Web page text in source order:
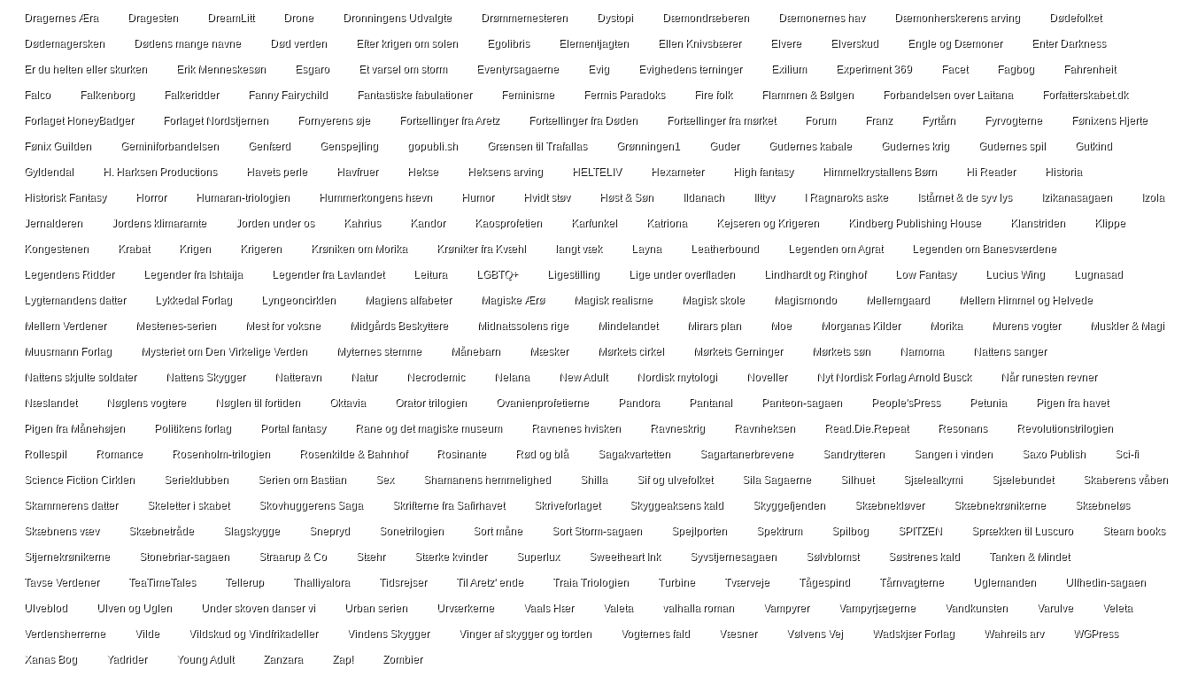
Dragernes Æra Dragesten DreamLitt Drone Dronningens Udvalgte Drømmemesteren Dystopi Dæmondræberen Dæmonernes hav Dæmonherskerens arving Dødefolket
Dødemagersken Dødens mange navne Død verden Efter krigen om solen Egolibris Elementjagten Ellen Knivsbærer Elvere Elverskud Engle og Dæmoner Enter Darkness
Er du helten eller skurken Erik Menneskesøn Esgaro Et varsel om storm Eventyrsagaerne Evig Evighedens terninger Exilium Experiment 369 Facet Fagbog Fahrenheit
Falco Falkenborg Falkeridder Fanny Fairychild Fantastiske fabulationer Feminisme Fermis Paradoks Fire folk Flammen & Bølgen Forbandelsen over Laitana Forfatterskabet.dk
Forlaget HoneyBadger Forlaget Nordstjernen Fornyerens øje Fortællinger fra Aretz Fortællinger fra Døden Fortællinger fra mørket Forum Franz Fyrtårn Fyrvogterne Fønixens Hjerte
Fønix Guilden Geminiforbandelsen Genfærd Genspejling gopubli.sh Grænsen til Trafallas Grønningen1 Guder Gudernes kabale Gudernes krig Gudernes spil Gutkind
Gyldendal H. Harksen Productions Havets perle Havfruer Hekse Heksens arving HELTELIV Hexameter High fantasy Himmelkrystallens Børn Hi Reader Historia
Historisk Fantasy Horror Humaran-triologien Hummerkongens hævn Humor Hvidt støv Høst & Søn Ildanach Ilttyv I Ragnaroks aske Istårnet & de syv lys Izikanasagaen Izola
Jernalderen Jordens klimaramte Jorden under os Kahrius Kandor Kaosprofetien Karfunkel Katriona Kejseren og Krigeren Kindberg Publishing House Klanstriden Klippe
Kongestenen Krabat Krigen Krigeren Krøniken om Morika Krøniker fra Kvæhl langt væk Layna Leatherbound Legenden om Agrat Legenden om Banesværdene
Legendens Ridder Legender fra Ishtaija Legender fra Lavlandet Leitura LGBTQ+ Ligestilling Lige under overfladen Lindhardt og Ringhof Low Fantasy Lucius Wing Lugnasad
Lygtemandens datter Lykkedal Forlag Lyngeoncirklen Magiens alfabeter Magiske Ærø Magisk realisme Magisk skole Magismondo Mellemgaard Mellem Himmel og Helvede
Mellem Verdener Mestenes-serien Mest for voksne Midgårds Beskyttere Midnatssolens rige Mindelandet Mirars plan Moe Morganas Kilder Morika Murens vogter Muskler & Magi
Muusmann Forlag Mysteriet om Den Virkelige Verden Myternes stemme Månebarn Mæsker Mørkets cirkel Mørkets Gerninger Mørkets søn Namoma Nattens sanger
Nattens skjulte soldater Nattens Skygger Natteravn Natur Necrodemic Nelana New Adult Nordisk mytologi Noveller Nyt Nordisk Forlag Arnold Busck Når runesten revner
Næslandet Nøglens vogtere Nøglen til fortiden Oktavia Orator trilogien Ovanienprofetierne Pandora Pantanal Panteon-sagaen People'sPress Petunia Pigen fra havet
Pigen fra Månehøjen Politikens forlag Portal fantasy Rane og det magiske museum Ravnenes hvisken Ravneskrig Ravnheksen Read.Die.Repeat Resonans Revolutionstrilogien
Rollespil Romance Rosenholm-trilogien Rosenkilde & Bahnhof Rosinante Rød og blå Sagakvartetten Sagartanerbrevene Sandrytteren Sangen i vinden Saxo Publish Sci-fi
Science Fiction Cirklen Serieklubben Serien om Bastian Sex Shamanens hemmelighed Shilla Sif og ulvefolket Sila Sagaerne Silhuet Sjælealkymi Sjælebundet Skaberens våben
Skammerens datter Skeletter i skabet Skovhuggerens Saga Skrifterne fra Safirhavet Skriveforlaget Skyggeaksens kald Skyggefjenden Skæbnekløver Skæbnekrønikerne Skæbneløs
Skæbnens væv Skæbnetråde Slagskygge Snepryd Sonetrilogien Sort måne Sort Storm-sagaen Spejlporten Spektrum Spilbog SPITZEN Sprækken til Luscuro Steam books
Stjernekrønikerne Stonebriar-sagaen Straarup & Co Stæhr Stærke kvinder Superlux Sweetheart Ink Syvstjernesagaen Sølvblomst Søstrenes kald Tanken & Mindet
Tavse Verdener TeaTimeTales Tellerup Thalliyalora Tidsrejser Til Aretz' ende Traia Triologien Turbine Tværveje Tågespind Tårnvagterne Uglemanden Ulfhedin-sagaen
Ulveblod Ulven og Uglen Under skoven danser vi Urban serien Urværkerne Vaals Hær Valeta valhalla roman Vampyrer Vampyrjægerne Vandkunsten Varulve Veleta
Verdensherrerne Vilde Vildskud og Vindfrikadeller Vindens Skygger Vinger af skygger og torden Vogternes fald Væsner Vølvens Vej Wadskjær Forlag Wahreils arv WGPress
Xanas Bog Yadrider Young Adult Zanzara Zap! Zombier